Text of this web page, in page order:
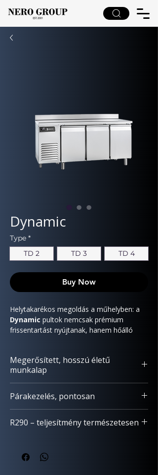
Dynamic
Type *
TD 2
TD 3 TD 4
Buy Now
Helytakarékos megoldás a műhelyben: a
Dynamic pultok nemcsak prémium
frissentartást nyújtanak, hanem hőálló
Megerősített, hosszú életű
munkalap
lekerekített élekkel. Az alátét hangelnyelő
és víztaszító (hidrofób), így csendesebb,
higiénikusabb munkakörnyezetet biztosít.
Párakezelés, pontosan
páraszabályozással az igényekhez igazítva.
R290 – teljesítmény természetesen
energiafelhasználás: R290, elektronikus
ventilátorok és hot gas leolvasztás. A